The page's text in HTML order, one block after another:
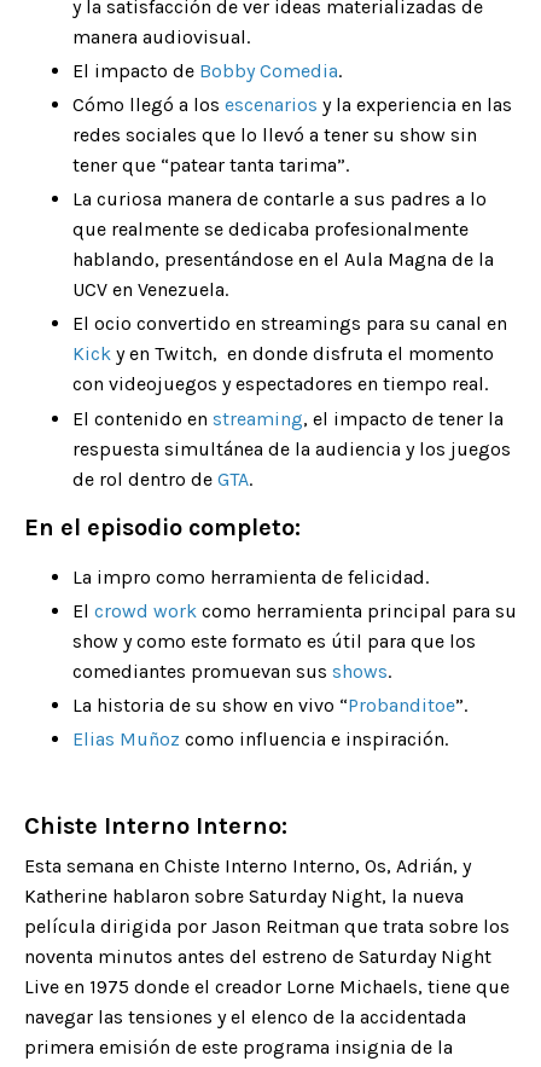
y la satisfacción de ver ideas materializadas de
manera audiovisual.
El impacto de Bobby Comedia.
Cómo llegó a los escenarios y la experiencia en las
redes sociales que lo llevó a tener su show sin
tener que “patear tanta tarima”.
La curiosa manera de contarle a sus padres a lo
que realmente se dedicaba profesionalmente
hablando, presentándose en el Aula Magna de la
UCV en Venezuela.
El ocio convertido en streamings para su canal en
Kick y en Twitch, en donde disfruta el momento
con videojuegos y espectadores en tiempo real.
El contenido en streaming, el impacto de tener la
respuesta simultánea de la audiencia y los juegos
de rol dentro de GTA.
En el episodio completo:
La impro como herramienta de felicidad.
El crowd work como herramienta principal para su
show y como este formato es útil para que los
comediantes promuevan sus shows.
La historia de su show en vivo “Probanditoe”.
Elias Muñoz como influencia e inspiración.
Chiste Interno Interno:
Esta semana en Chiste Interno Interno, Os, Adrián, y
Katherine hablaron sobre Saturday Night, la nueva
película dirigida por Jason Reitman que trata sobre los
noventa minutos antes del estreno de Saturday Night
Live en 1975 donde el creador Lorne Michaels, tiene que
navegar las tensiones y el elenco de la accidentada
primera emisión de este programa insignia de la